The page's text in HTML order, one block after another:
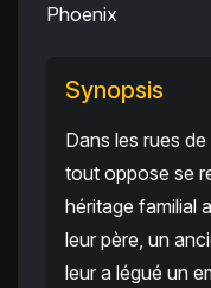
Phoenix
Synopsis
Dans les rues
tout oppose se
héritage familial
leur père, un
leur a légué un